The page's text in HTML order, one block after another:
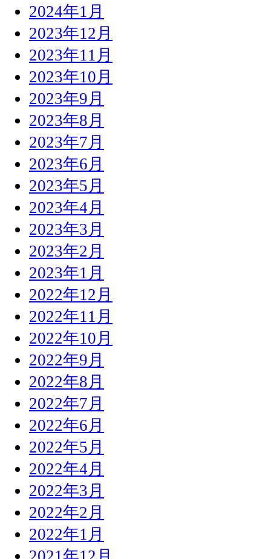
2024年1月
2023年12月
2023年11月
2023年10月
2023年9月
2023年8月
2023年7月
2023年6月
2023年5月
2023年4月
2023年3月
2023年2月
2023年1月
2022年12月
2022年11月
2022年10月
2022年9月
2022年8月
2022年7月
2022年6月
2022年5月
2022年4月
2022年3月
2022年2月
2022年1月